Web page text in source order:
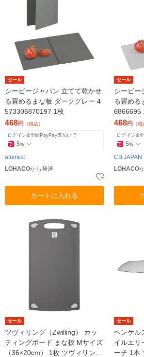
セール
シービージャパン 立てて乾かせ
る畳めるまな板 ダークグレー 4
573306870197 1枚
468円 （税込）
ログイン&全額PayPay支払いで
5%
atomico
LOHACOから発送
カートに入れる
セール
シービー
る畳める
6866695
468円 （税
ログイン&
5%
CB JAPAN
LOHACO
セール
ツヴィリング（Zwilling） カッ
ティングボード まな板 Mサイズ
（36×20cm） 1枚 ツヴィリング
セール
ヘンケル
イルエリ
ーチ 1本